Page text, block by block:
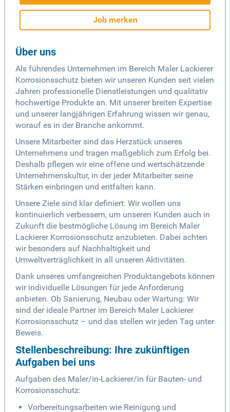
Job merken
Über uns
Als führendes Unternehmen im Bereich Maler Lackierer
Korrosionsschutz bieten wir unseren Kunden seit vielen
Jahren professionelle Dienstleistungen und qualitativ
hochwertige Produkte an. Mit unserer breiten Expertise
und unserer langjährigen Erfahrung wissen wir genau,
worauf es in der Branche ankommt.
Unsere Mitarbeiter sind das Herzstück unseres
Unternehmens und tragen maßgeblich zum Erfolg bei.
Deshalb pflegen wir eine offene und wertschätzende
Unternehmenskultur, in der jeder Mitarbeiter seine
Stärken einbringen und entfalten kann.
Unsere Ziele sind klar definiert: Wir wollen uns
kontinuierlich verbessern, um unseren Kunden auch in
Zukunft die bestmögliche Lösung im Bereich Maler
Lackierer Korrosionsschutz anzubieten. Dabei achten
wir besonders auf Nachhaltigkeit und
Umweltverträglichkeit in all unseren Aktivitäten.
Dank unseres umfangreichen Produktangebots können
wir individuelle Lösungen für jede Anforderung
anbieten. Ob Sanierung, Neubau oder Wartung: Wir
sind der ideale Partner im Bereich Maler Lackierer
Korrosionsschutz – und das stellen wir jeden Tag unter
Beweis.
Stellenbeschreibung: Ihre zukünftigen
Aufgaben bei uns
Aufgaben des Maler/in-Lackierer/in für Bauten- und
Korrosionsschutz:
Vorbereitungsarbeiten wie Reinigung und